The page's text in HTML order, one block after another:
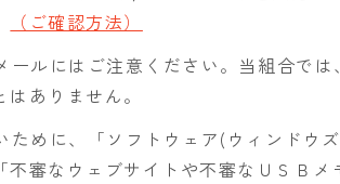
（ご確認方法）
ールにはご注意ください。当組合で
ありません。
ために、「ソフトウェア(ウィンドウ
審なウェブサイトや不審なＵＳＢメ